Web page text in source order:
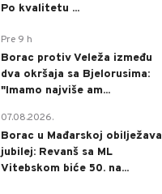
Po kvalitetu ...
Pre 9 h
Borac protiv Veleža između
dva okršaja sa Bjelorusima:
"Imamo najviše am...
07.08.2026.
Borac u Mađarskoj obilježava
jubilej: Revanš sa ML
Vitebskom biće 50. na...